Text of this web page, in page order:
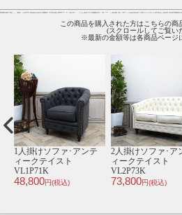
この商品を購入された方はこちらの商
(スクロールしてご覧い
※最新の金額等は各商品ページ
2人掛けソファ･アンテ
ィークテイスト
VL2P51K
73,800円(税込)
1人掛けソファ･ア
ィークテイスト
VL1P58K
48,800円(税込)